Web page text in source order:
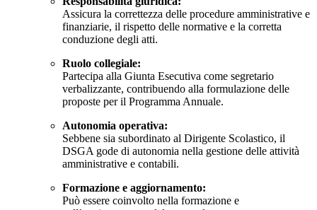
Assicura la correttezza delle procedure amministrative e
finanziarie, il rispetto delle normative e la corretta
conduzione degli atti.
Ruolo collegiale:
Partecipa alla Giunta Esecutiva come segretario
verbalizzante, contribuendo alla formulazione delle
proposte per il Programma Annuale.
Autonomia operativa:
Sebbene sia subordinato al Dirigente Scolastico, il
DSGA gode di autonomia nella gestione delle attività
amministrative e contabili.
Formazione e aggiornamento:
Può essere coinvolto nella formazione e